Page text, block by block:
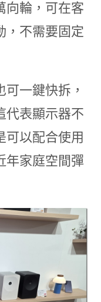
向輪，可在客
，不需要固定
一鍵快拆，
代表顯示器不
可以配合使用
年家庭空間彈